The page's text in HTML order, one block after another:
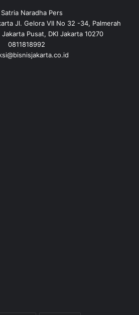
Satria Naradha Pers
Jl. Gelora VII No 32 -34, Palmerah
Pusat, DKI Jakarta 10270
0811818992